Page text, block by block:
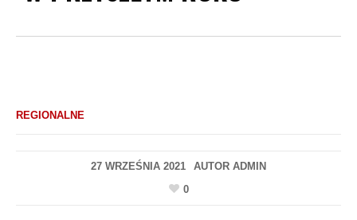
REGIONALNE
27 WRZEŚNIA 2021 AUTOR ADMIN
0